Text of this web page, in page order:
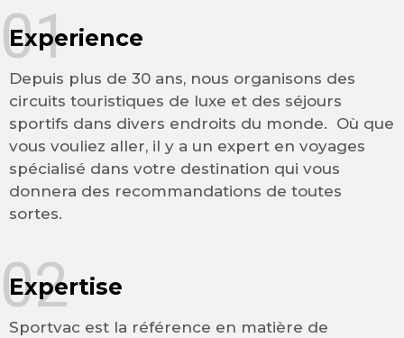
Experience
Depuis plus de 30 ans, nous organisons des
circuits touristiques de luxe et des séjours
sportifs dans divers endroits du monde. Où que
vous vouliez aller, il y a un expert en voyages
spécialisé dans votre destination qui vous
donnera des recommandations de toutes
sortes.
01
Expertise
Sportvac est la référence en matière de
02